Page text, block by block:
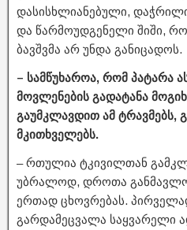
დასისხლიანებული, დაჭრილი
და წარმოუდგენელი შიში,
ბავშვმა არ უნდა განიცადოს.
– სამწუხაროა, რომ პატარა
მოვლენების გადატანა
გაუმკლავდით ამ ტრავმებს,
მკითხველებს.
– რთულია ტკივილთან
უბრალოდ, დროთა
ერთად ცხოვრებას.
გარდამეცვალა საყვარელი